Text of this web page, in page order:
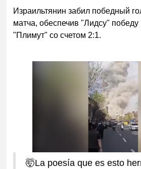
Израильтянин забил победный
матча, обеспечив "Лидсу" победу
"Плимут" со счетом 2:1.
🤯La poesía que es esto